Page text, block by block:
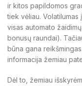
ir kitos papildomos
tiek vėliau.
visas automato
bonusų raundai).
būna gana
informacija žemiau
Dėl to, žemiau